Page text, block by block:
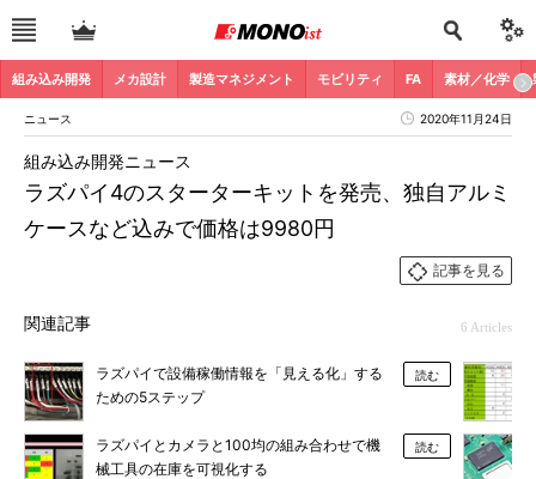
組み込み開発 メカ設計 製造マネジメント モビリティ FA 素材／化学
ニュース 2020年11月24日
ラズパイ4のスターターキットを発売、独自アルミ
ケースなど込みで価格は9980円
組み込み開発ニュース
記事を見る
関連記事 6 Articles
ラズパイで設備稼働情報を「見える化」する
ための5ステップ
読む
ラズパイとカメラと100均の組み合わせで機
械工具の在庫を可視化する
読む